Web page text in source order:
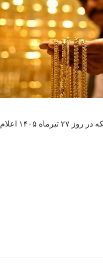
قیمت طلا و سکه در روز ۲۷ تیرماه ۱۴۰۵ اعلام